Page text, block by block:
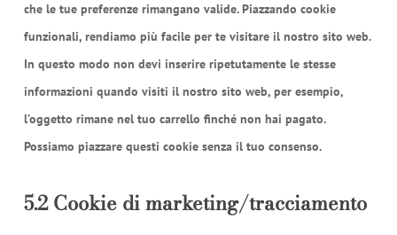
che le tue preferenze rimangano valide. Piazzando cookie
funzionali, rendiamo più facile per te visitare il nostro sito web.
In questo modo non devi inserire ripetutamente le stesse
informazioni quando visiti il nostro sito web, per esempio,
l’oggetto rimane nel tuo carrello finché non hai pagato.
Possiamo piazzare questi cookie senza il tuo consenso.
5.2 Cookie di marketing/tracciamento